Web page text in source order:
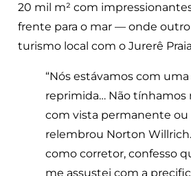
20 mil m² com
frente para o mar — onde
turismo local com o Jurerê
“Nós estávamos com
reprimida… Não tínhamos
com vista permanente ou
relembrou Norton Willrich.
como corretor, confesso
me assustei com a